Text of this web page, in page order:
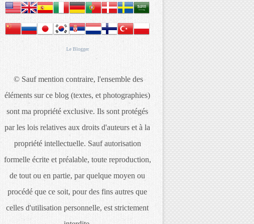
Le Blogger
© Sauf mention contraire, l'ensemble des
éléments sur ce blog (textes, et photographies)
sont ma propriété exclusive. Ils sont protégés
par les lois relatives aux droits d'auteurs et à la
propriété intellectuelle. Sauf autorisation
formelle écrite et préalable, toute reproduction,
de tout ou en partie, par quelque moyen ou
procédé que ce soit, pour des fins autres que
celles d'utilisation personnelle, est strictement